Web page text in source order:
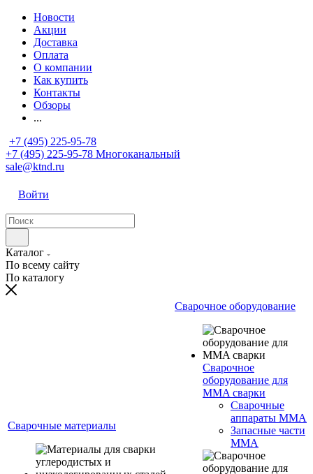
Новости
Акции
Доставка
Оплата
О компании
Как купить
Контакты
Обзоры
...
+7 (495) 225-95-78
+7 (495) 225-95-78 Многоканальный
sale@ktnd.ru
Войти
Каталог
По всему сайту
По каталогу
Сварочные материалы
Сварочное оборудование
Сварочное
оборудование для
MMA сварки
Сварочные
аппараты MMA
Запасные части
MMA